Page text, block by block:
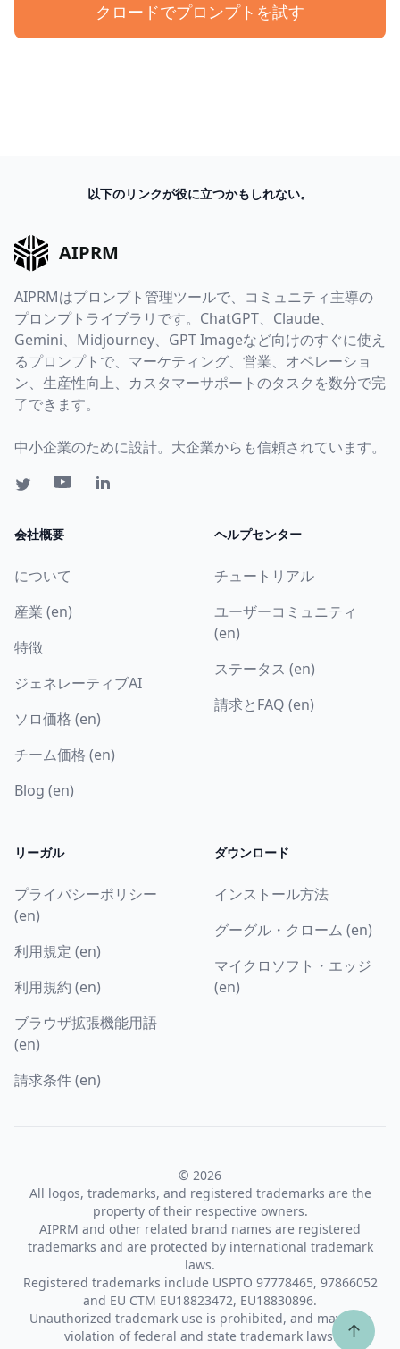
クロードでプロンプトを試す
以下のリンクが役に立つかもしれない。
AIPRM
AIPRMはプロンプト管理ツールで、コミュニティ主導の
プロンプトライブラリです。ChatGPT、Claude、
Gemini、Midjourney、GPT Imageなど向けのすぐに使え
るプロンプトで、マーケティング、営業、オペレーショ
ン、生産性向上、カスタマーサポートのタスクを数分で完
了できます。
中小企業のために設計。大企業からも信頼されています。
会社概要
について
産業 (en)
特徴
ジェネレーティブAI
ソロ価格 (en)
チーム価格 (en)
Blog (en)
ヘルプセンター
チュートリアル
ユーザーコミュニティ
(en)
ステータス (en)
請求とFAQ (en)
リーガル
プライバシーポリシー
(en)
利用規定 (en)
利用規約 (en)
ブラウザ拡張機能用語
(en)
請求条件 (en)
ダウンロード
インストール方法
グーグル・クローム (en)
マイクロソフト・エッジ
(en)
© 2026
All logos, trademarks, and registered trademarks are the
property of their respective owners.
AIPRM and other related brand names are registered
trademarks and are protected by international trademark
laws.
Registered trademarks include USPTO 97778465, 97866052
and EU CTM EU18823472, EU18830896.
Unauthorized trademark use is prohibited, and may be a
violation of federal and state trademark laws.
↑